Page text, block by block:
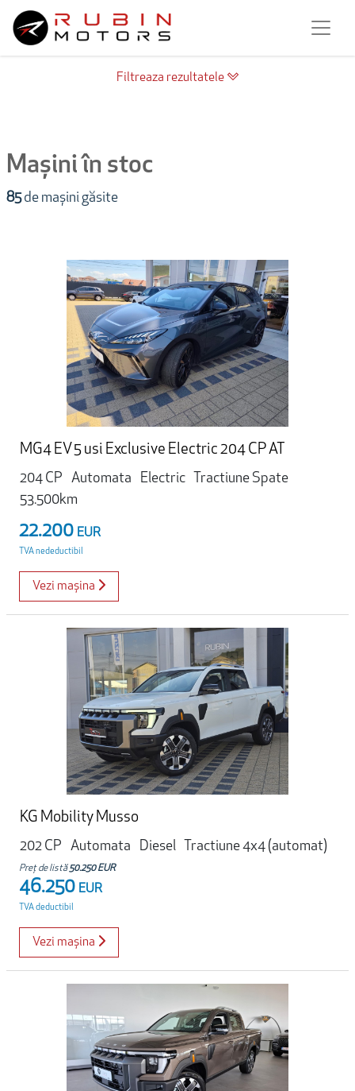
Filtreaza rezultatele
Mașini în stoc
85de mașini găsite
MG4 EV 5 usi Exclusive Electric 204 CP AT
204 CP
Automata Electric
Tractiune Spate
53.500km
22.200 EUR
TVA nedeductibil
Vezi mașina
KG Mobility Musso
202 CP
Automata Diesel Tractiune 4x4 (automat)
Preț de listă50.250 EUR
46.250 EUR
TVA deductibil
Vezi mașina